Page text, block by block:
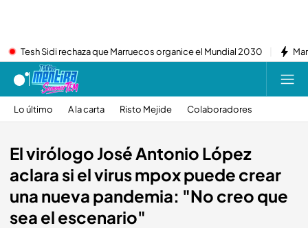
Tesh Sidi rechaza que Marruecos organice el Mundial 2030
Lo último A la carta Risto Mejide Colaboradores
El virólogo José Antonio López
aclara si el virus mpox puede crear
una nueva pandemia: "No creo que
sea el escenario"